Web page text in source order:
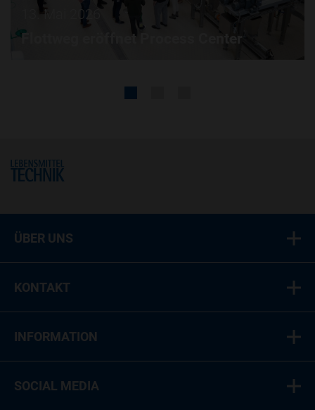
13. Mai 2026
Flottweg eröffnet Process Center
Home
ÜBER UNS
KONTAKT
INFORMATION
SOCIAL MEDIA